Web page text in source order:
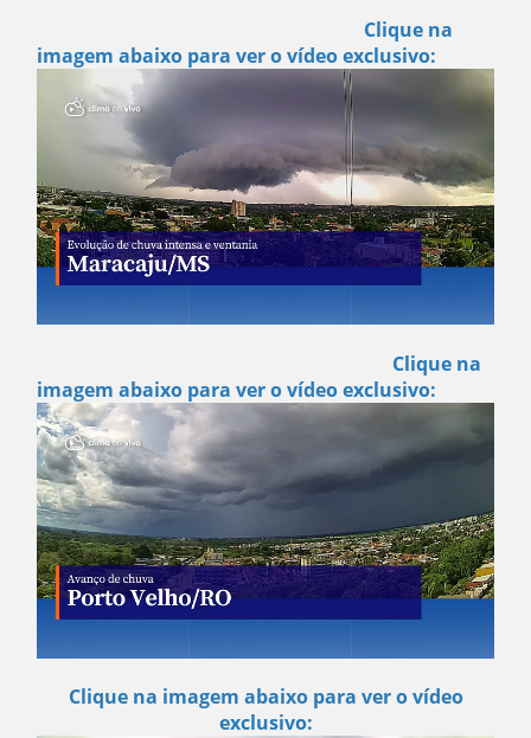
Clique na
imagem abaixo para ver o vídeo exclusivo:
Clique na
imagem abaixo para ver o vídeo exclusivo:
Clique na imagem abaixo para ver o vídeo
exclusivo: